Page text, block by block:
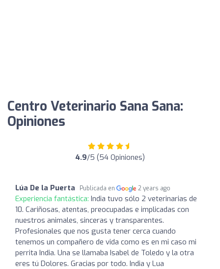
Centro Veterinario Sana Sana:
Opiniones
4.9/5 (54 Opiniones)
Lúa De la Puerta Publicada en 2 years ago
Experiencia fantástica: India tuvo sólo 2 veterinarias de
10. Cariñosas, atentas, preocupadas e implicadas con
nuestros animales, sinceras y transparentes.
Profesionales que nos gusta tener cerca cuando
tenemos un compañero de vida como es en mi caso mi
perrita India. Una se llamaba Isabel de Toledo y la otra
eres tú Dolores. Gracias por todo. India y Lua